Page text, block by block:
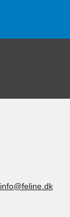
info@feline.dk